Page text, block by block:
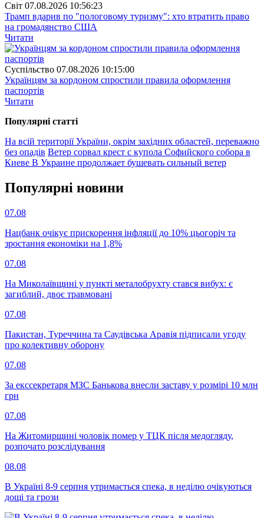
Свiт 07.08.2026 10:56:23
Трамп вдарив по "пологовому туризму": хто втратить право
на громадянство США
Читати
Суспiльство 07.08.2026 10:15:00
Українцям за кордоном спростили правила оформлення
паспортів
Читати
Популярнi статтi
На всій території України, окрім західних областей, переважно
без опадів Ветер сорвал крест с купола Софийского собора в
Киеве В Украине продолжает бушевать сильный ветер
Популярнi новини
07.08
Нацбанк очікує прискорення інфляції до 10% цьогоріч та
зростання економіки на 1,8%
07.08
На Миколаївщині у пункті металобрухту стався вибух: є
загиблий, двоє травмовані
07.08
Пакистан, Туреччина та Саудівська Аравія підписали угоду
про колективну оборону
07.08
За екссекретаря МЗС Банькова внесли заставу у розмірі 10 млн
грн
07.08
На Житомирщині чоловік помер у ТЦК після медогляду,
розпочато розслідування
08.08
В Україні 8-9 серпня утримається спека, в неділю очікуються
дощі та грози